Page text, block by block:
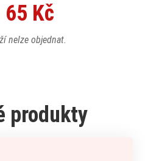
65 Kč
nelze objednat.
produkty